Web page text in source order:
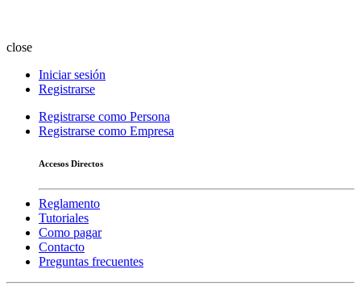
close
Iniciar sesión
Registrarse
Registrarse como Persona
Registrarse como Empresa
Accesos Directos
Reglamento
Tutoriales
Como pagar
Contacto
Preguntas frecuentes